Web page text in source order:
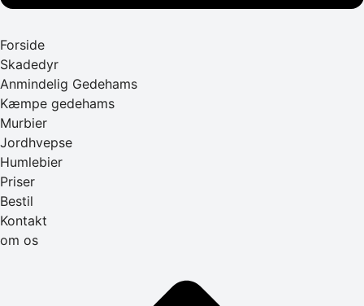
Forside
Skadedyr
Anmindelig Gedehams
Kæmpe gedehams
Murbier
Jordhvepse
Humlebier
Priser
Bestil
Kontakt
om os